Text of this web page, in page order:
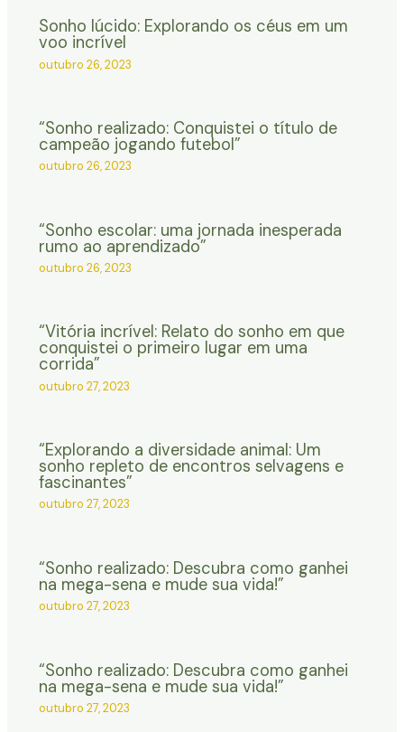
Sonho lúcido: Explorando os céus em um
voo incrível
outubro 26, 2023
“Sonho realizado: Conquistei o título de
campeão jogando futebol”
outubro 26, 2023
“Sonho escolar: uma jornada inesperada
rumo ao aprendizado”
outubro 26, 2023
“Vitória incrível: Relato do sonho em que
conquistei o primeiro lugar em uma
corrida”
outubro 27, 2023
“Explorando a diversidade animal: Um
sonho repleto de encontros selvagens e
fascinantes”
outubro 27, 2023
“Sonho realizado: Descubra como ganhei
na mega-sena e mude sua vida!”
outubro 27, 2023
“Sonho realizado: Descubra como ganhei
na mega-sena e mude sua vida!”
outubro 27, 2023